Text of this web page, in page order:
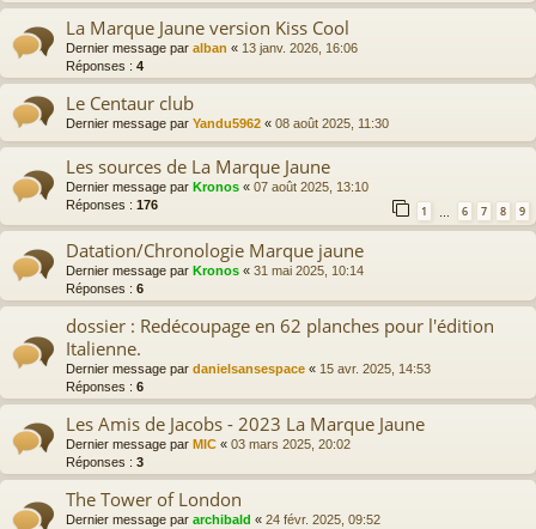
La Marque Jaune version Kiss Cool
Dernier message par alban « 13 janv. 2026, 16:06
Réponses : 4
Le Centaur club
Dernier message par Yandu5962 « 08 août 2025, 11:30
Les sources de La Marque Jaune
Dernier message par Kronos « 07 août 2025, 13:10
Réponses : 176 1 6 7 8 9
Datation/Chronologie Marque jaune
Dernier message par Kronos « 31 mai 2025, 10:14
Réponses : 6
dossier : Redécoupage en 62 planches pour l'édition
Italienne.
Dernier message par danielsansespace « 15 avr. 2025, 14:53
Réponses : 6
Les Amis de Jacobs - 2023 La Marque Jaune
Dernier message par MIC « 03 mars 2025, 20:02
Réponses : 3
The Tower of London
Dernier message par archibald « 24 févr. 2025, 09:52